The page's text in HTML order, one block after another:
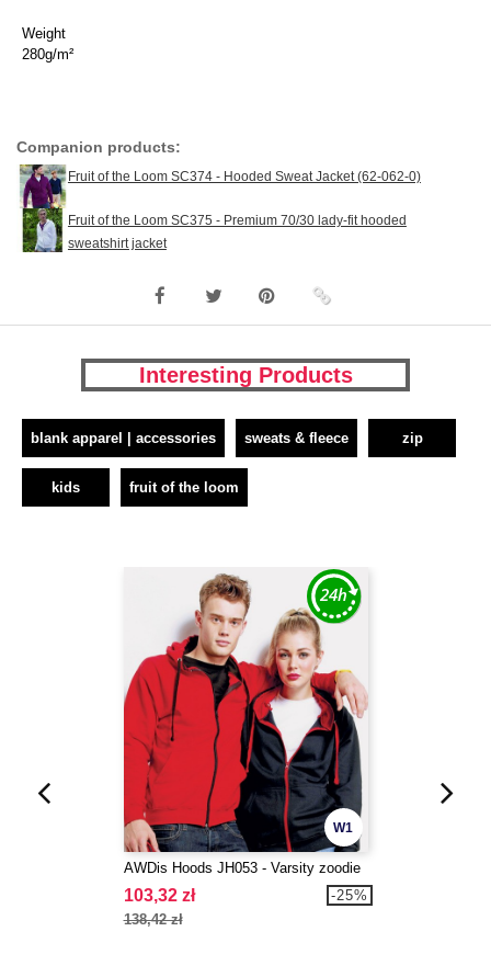
Weight
280g/m²
Companion products:
Fruit of the Loom SC374 - Hooded Sweat Jacket (62-062-0)
Fruit of the Loom SC375 - Premium 70/30 lady-fit hooded
sweatshirt jacket
Interesting Products
blank apparel | accessories sweats & fleece zip
kids fruit of the loom
W1
AWDis Hoods JH053 - Varsity zoodie
103,32 zł
138,42 zł
-25%